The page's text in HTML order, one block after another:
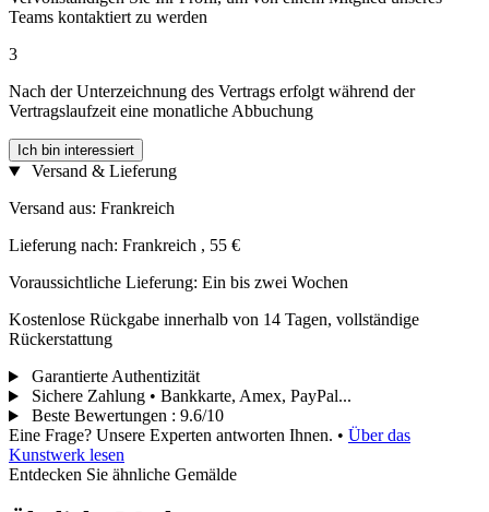
Teams kontaktiert zu werden
3
Nach der Unterzeichnung des Vertrags erfolgt während der
Vertragslaufzeit eine monatliche Abbuchung
Ich bin interessiert
Versand & Lieferung
Versand aus: Frankreich
Lieferung nach: Frankreich , 55 €
Voraussichtliche Lieferung: Ein bis zwei Wochen
Kostenlose Rückgabe innerhalb von 14 Tagen, vollständige
Rückerstattung
Garantierte Authentizität
Sichere Zahlung • Bankkarte, Amex, PayPal...
Beste Bewertungen : 9.6/10
Eine Frage? Unsere Experten antworten Ihnen. • Über das
Kunstwerk lesen
Entdecken Sie ähnliche Gemälde